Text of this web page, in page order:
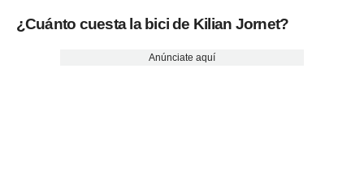
¿Cuánto cuesta la bici de Kilian Jornet?
Anúnciate aquí